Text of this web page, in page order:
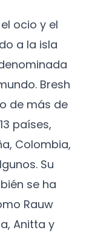
ocio y el
a la isla
Bresh
de más de
países,
Colombia,
Su
se ha
Rauw
Anitta y